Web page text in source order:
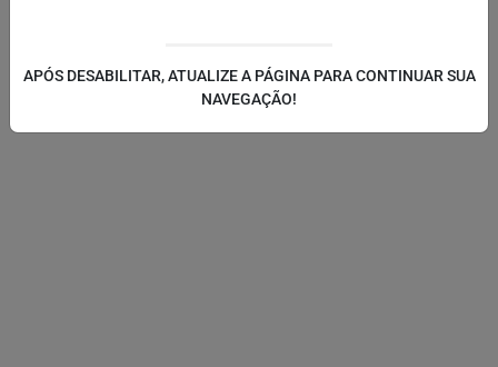
APÓS DESABILITAR, ATUALIZE A PÁGINA PARA CONTINUAR SUA
NAVEGAÇÃO!